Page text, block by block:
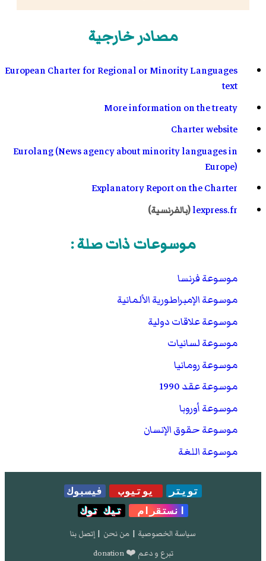
مصادر خارجية
European Charter for Regional or Minority Languages
text
More information on the treaty
Charter website
Eurolang (News agency about minority languages in
Europe)
Explanatory Report on the Charter
lexpress.fr(بالفرنسية)
موسوعات ذات صلة :
موسوعة فرنسا
موسوعة الإمبراطورية الألمانية
موسوعة علاقات دولية
موسوعة لسانيات
موسوعة رومانيا
موسوعة عقد 1990
موسوعة أوروبا
موسوعة حقوق الإنسان
موسوعة اللغة
تويتر يوتيوب
فيسبوك
انستقرام
تيك توك
سياسة الخصوصية | من نحن | إتصل بنا
تبرع و دعم ❤️ donation